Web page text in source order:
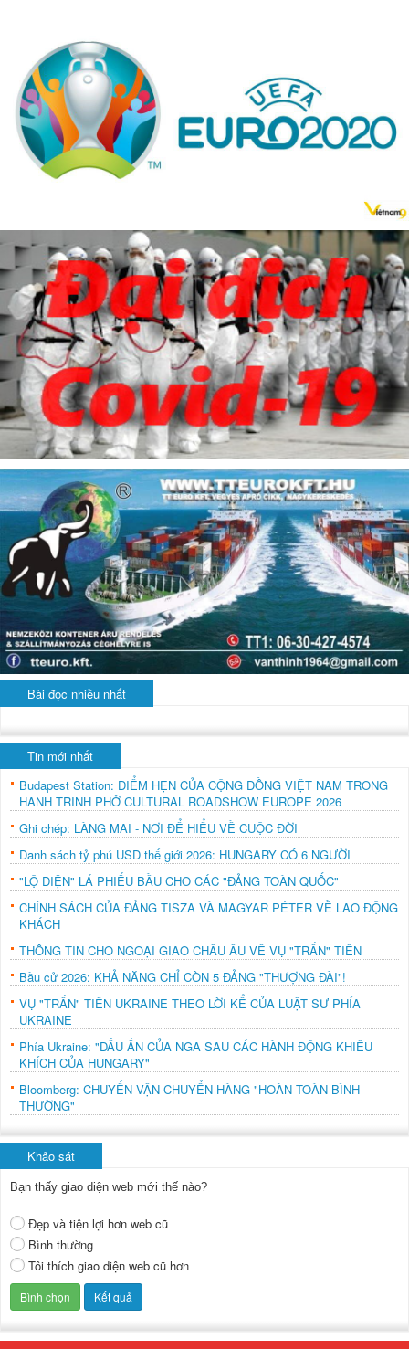
Bài đọc nhiều nhất
Tin mới nhất
Budapest Station: ĐIỂM HẸN CỦA CỘNG ĐỒNG VIỆT NAM TRONG
HÀNH TRÌNH PHỞ CULTURAL ROADSHOW EUROPE 2026
Ghi chép: LÀNG MAI - NƠI ĐỂ HIỂU VỀ CUỘC ĐỜI
Danh sách tỷ phú USD thế giới 2026: HUNGARY CÓ 6 NGƯỜI
"LỘ DIỆN" LÁ PHIẾU BẦU CHO CÁC "ĐẢNG TOÀN QUỐC"
CHÍNH SÁCH CỦA ĐẢNG TISZA VÀ MAGYAR PÉTER VỀ LAO ĐỘNG
KHÁCH
THÔNG TIN CHO NGOẠI GIAO CHÂU ÂU VỀ VỤ "TRẤN" TIỀN
Bầu cử 2026: KHẢ NĂNG CHỈ CÒN 5 ĐẢNG "THƯỢNG ĐÀI"!
VỤ "TRẤN" TIỀN UKRAINE THEO LỜI KỂ CỦA LUẬT SƯ PHÍA
UKRAINE
Phía Ukraine: "DẤU ẤN CỦA NGA SAU CÁC HÀNH ĐỘNG KHIÊU
KHÍCH CỦA HUNGARY"
Bloomberg: CHUYẾN VẬN CHUYỂN HÀNG "HOÀN TOÀN BÌNH
THƯỜNG"
Khảo sát
Bạn thấy giao diện web mới thế nào?
Đẹp và tiện lợi hơn web cũ
Bình thường
Tôi thích giao diện web cũ hơn